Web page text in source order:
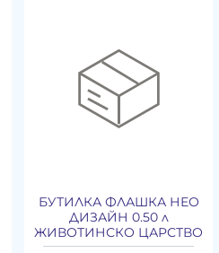
БУТИЛКА ФЛАШКА НЕО
ДИЗАЙН 0.50 л
ЖИВОТИНСКО ЦАРСТВО